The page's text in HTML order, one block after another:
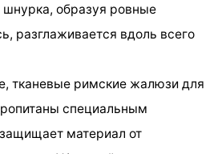
образуя ровные
разглаживается вдоль всего
тканевые римские жалюзи для
специальным
материал от